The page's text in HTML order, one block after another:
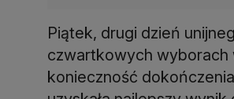
Piątek, drugi dzień
czwartkowych wyborach
konieczność